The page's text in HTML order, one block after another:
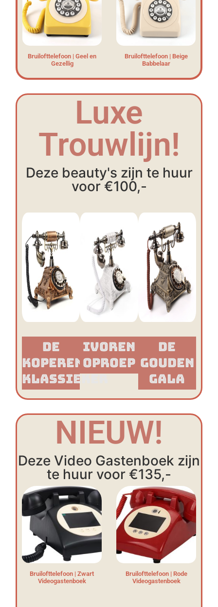
Bruilofttelefoon | Geel en
Gezellig
Bruilofttelefoon | Beige
Babbelaar
Luxe
Trouwlijn!
Deze beauty's zijn te huur
voor €100,-
De
Koperen
Klassieker​
Ivoren
Oproep
De
Gouden
Gala
NIEUW!
Deze Video Gastenboek zijn
te huur voor €135,-
Bruilofttelefoon | Zwart
Videogastenboek
Bruilofttelefoon | Rode
Videogastenboek